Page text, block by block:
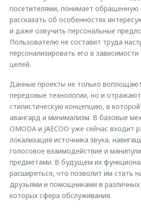
посетителями, понимает
рассказать об особенностях
и даже озвучить персональные
Пользователю не составит труда
персонализировать его в
целей.
Данные проекты не только
передовые технологии, но и
стилистическую концепцию, в
авангард и минимализм. В базовые
OMODA и JAECOO уже сейчас входит
локализация источника звука,
голосовое взаимодействие и
предметами. В будущем их
расширяться, что позволит им стать
друзьями и помощниками в различных
которых сфера обслуживания.